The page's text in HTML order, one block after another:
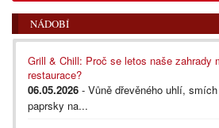
NÁDOBÍ
Grill & Chill: Proč se letos naše zahrady
restaurace?
06.05.2026 - Vůně dřevěného uhlí,
paprsky na...